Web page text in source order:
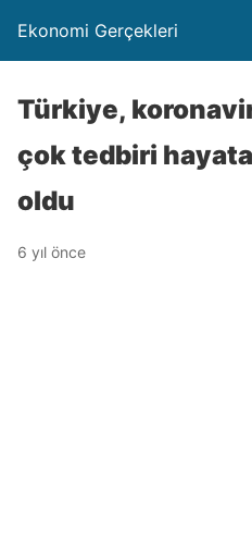
Ekonomi Gerçekleri
Türkiye,
çok tedbiri
oldu
6 yıl önce